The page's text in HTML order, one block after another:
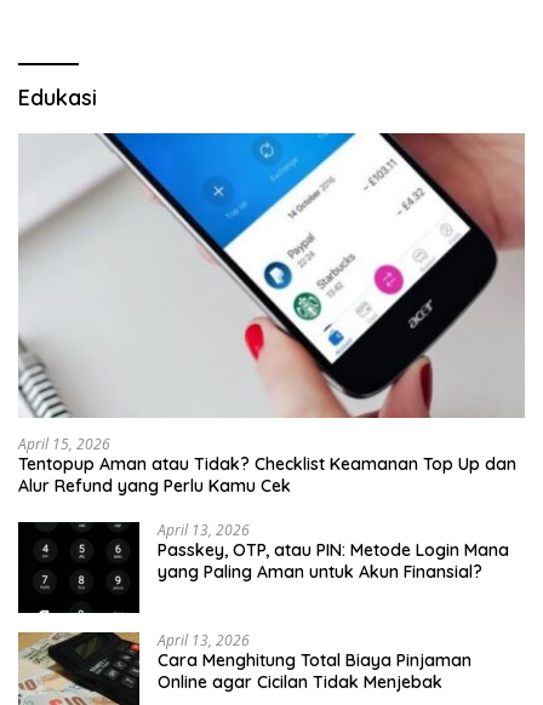
Edukasi
April 15, 2026
Tentopup Aman atau Tidak? Checklist Keamanan Top Up dan
Alur Refund yang Perlu Kamu Cek
April 13, 2026
Passkey, OTP, atau PIN: Metode Login Mana
yang Paling Aman untuk Akun Finansial?
April 13, 2026
Cara Menghitung Total Biaya Pinjaman
Online agar Cicilan Tidak Menjebak